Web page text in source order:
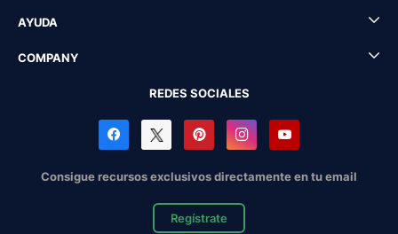
AYUDA
COMPANY
REDES SOCIALES
Consigue recursos exclusivos directamente en tu email
Regístrate